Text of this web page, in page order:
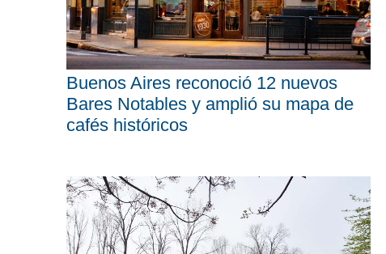
Buenos Aires reconoció 12 nuevos
Bares Notables y amplió su mapa de
cafés históricos